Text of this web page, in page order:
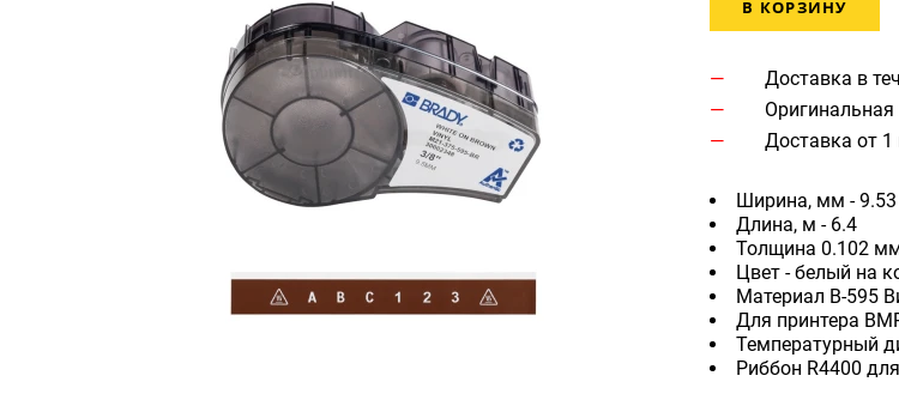
В КОРЗИНУ
Доставка в
Оригинальная
Доставка от 1
Ширина, мм - 9.53
Длина, м - 6.4
Толщина 0.102
Цвет - белый на
Материал B-595
Для принтера
Температурный
Риббон R4400